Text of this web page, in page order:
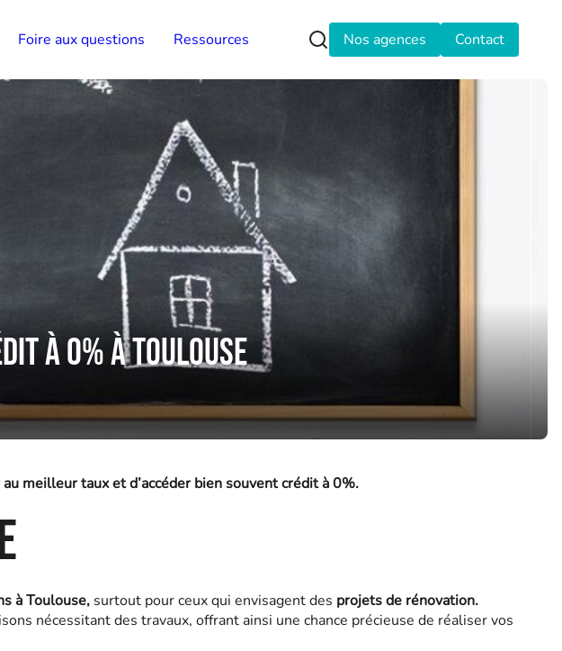
Foire aux questions Ressources Nos agences Contact
à 0% à Toulouse
meilleur taux et d’accéder bien souvent crédit à 0%.
à Toulouse, surtout pour ceux qui envisagent des projets de rénovation.
nécessitant des travaux, offrant ainsi une chance précieuse de réaliser vos